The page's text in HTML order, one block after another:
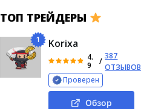
ТОП ТРЕЙДЕРЫ
1 Korixa
4.
9
/
387
ОТЗЫВОВ
Проверен
Обзор